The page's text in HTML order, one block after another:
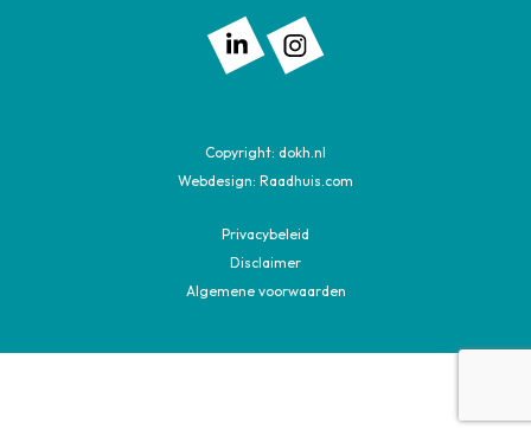
Volg ons op: Linkedin
Copyright: dokh.nl
Webdesign: Raadhuis.com
Privacybeleid
Disclaimer
Algemene voorwaarden